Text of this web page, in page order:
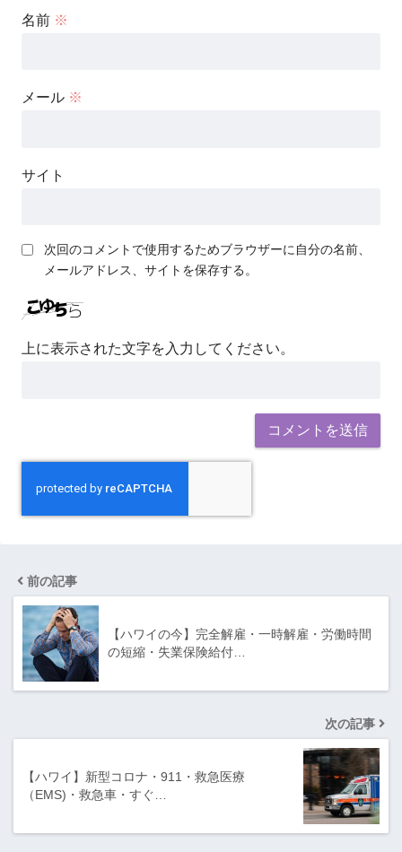
名前 ※
メール ※
サイト
次回のコメントで使用するためブラウザーに自分の名前、
メールアドレス、サイトを保存する。
上に表示された文字を入力してください。
前の記事
【ハワイの今】完全解雇・一時解雇・労働時間
の短縮・失業保険給付…
次の記事
【ハワイ】新型コロナ・911・救急医療
（EMS)・救急車・すぐ…